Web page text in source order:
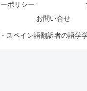
ポリシー
お問い合せ
スペイン語翻訳者の語学